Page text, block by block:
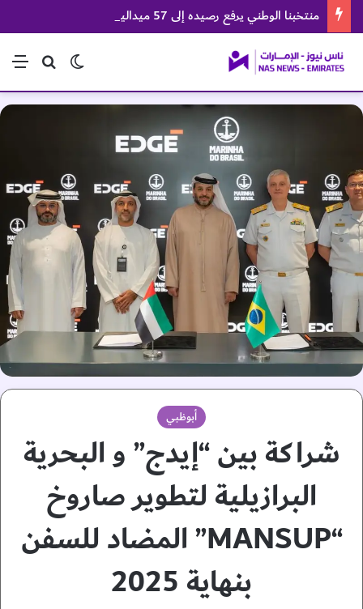
بحث عن
الوضع المظلم
أبوظبي
شراكة بين “إيدج” و البحرية
البرازيلية لتطوير صاروخ
“MANSUP” المضاد للسفن
بنهاية 2025